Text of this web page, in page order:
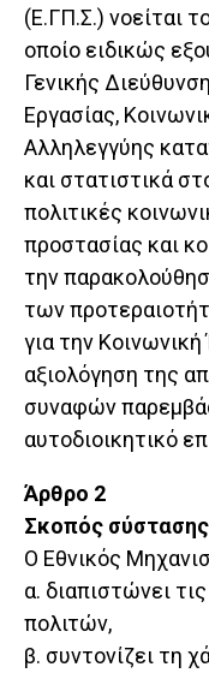
(Ε.ΓΠ.Σ.) νοείται
οποίο ειδικώς
Γενικής
Εργασίας,
Αλληλεγγύης
και στατιστικά
πολιτικές
προστασίας και
την
των
για την
αξιολόγηση της
συναφών
αυτοδιοικητικό
Άρθρο 2
Σκοπός σύστασης
Ο Εθνικός
α. διαπιστώνει
πολιτών,
β. συντονίζει τη